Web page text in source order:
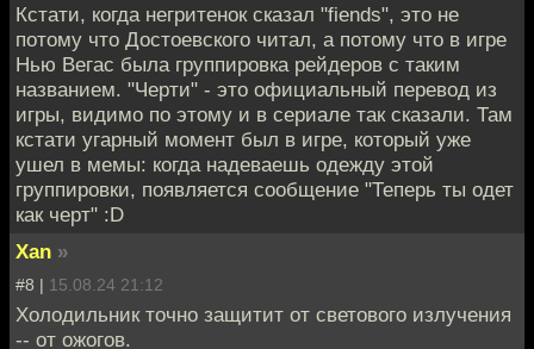
Кстати, когда негритенок сказал "fiends", это не
потому что Достоевского читал, а потому что в игре
Нью Вегас была группировка рейдеров с таким
названием. "Черти" - это официальный перевод из
игры, видимо по этому и в сериале так сказали. Там
кстати угарный момент был в игре, который уже
ушел в мемы: когда надеваешь одежду этой
группировки, появляется сообщение "Теперь ты одет
как черт" :D
Xan »
#8 | 15.08.24 21:12
Холодильник точно защитит от светового излучения
-- от ожогов.